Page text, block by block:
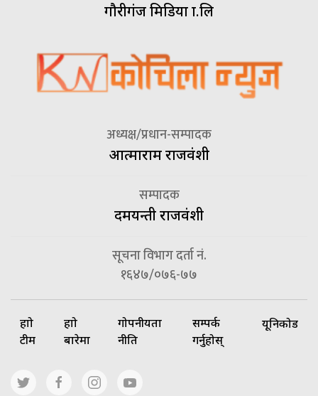
गौरीगंज मिडिया प्रा.लि
अध्यक्ष/प्रधान-सम्पादक
आत्माराम राजवंशी
सम्पादक
दमयन्ती राजवंशी
सूचना विभाग दर्ता नं.
१६४७/०७६-७७
हाम्रो
टीम
हाम्रो
बारेमा
गोपनीयता
नीति
सम्पर्क
गर्नुहोस्
यूनिकोड